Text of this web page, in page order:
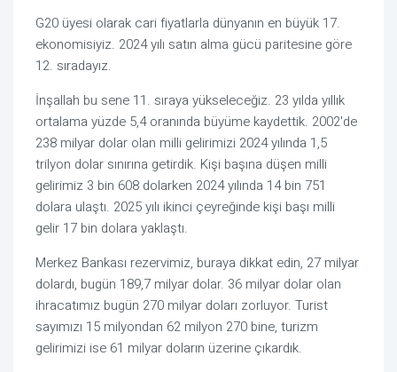
G20 üyesi olarak cari fiyatlarla dünyanın en büyük 17.
ekonomisiyiz. 2024 yılı satın alma gücü paritesine göre
12. sıradayız.
İnşallah bu sene 11. sıraya yükseleceğiz. 23 yılda yıllık
ortalama yüzde 5,4 oranında büyüme kaydettik. 2002'de
238 milyar dolar olan milli gelirimizi 2024 yılında 1,5
trilyon dolar sınırına getirdik. Kişi başına düşen milli
gelirimiz 3 bin 608 dolarken 2024 yılında 14 bin 751
dolara ulaştı. 2025 yılı ikinci çeyreğinde kişi başı milli
gelir 17 bin dolara yaklaştı.
Merkez Bankası rezervimiz, buraya dikkat edin, 27 milyar
dolardı, bugün 189,7 milyar dolar. 36 milyar dolar olan
ihracatımız bugün 270 milyar doları zorluyor. Turist
sayımızı 15 milyondan 62 milyon 270 bine, turizm
gelirimizi ise 61 milyar doların üzerine çıkardık.